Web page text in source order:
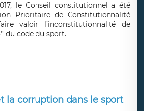
le Conseil constitutionnel a été
Prioritaire de Constitutionnalité
valoir l’inconstitutionnalité de
du code du sport.
la corruption dans le sport